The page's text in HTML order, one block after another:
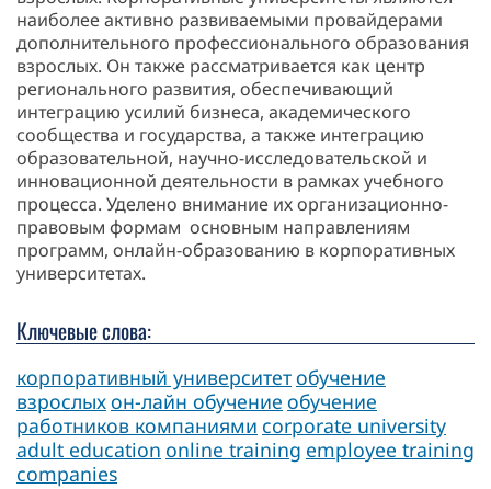
наиболее активно развиваемыми провайдерами
дополнительного профессионального образования
взрослых. Он также рассматривается как центр
регионального развития, обеспечивающий
интеграцию усилий бизнеса, академического
сообщества и государства, а также интеграцию
образовательной, научно-исследовательской и
инновационной деятельности в рамках учебного
процесса. Уделено внимание их организационно-
правовым формам основным направлениям
программ, онлайн-образованию в корпоративных
университетах.
Ключевые слова:
корпоративный университетобучение
взрослыхон-лайн обучение обучение
работников компаниями corporate university
adult education online training employee training
companies